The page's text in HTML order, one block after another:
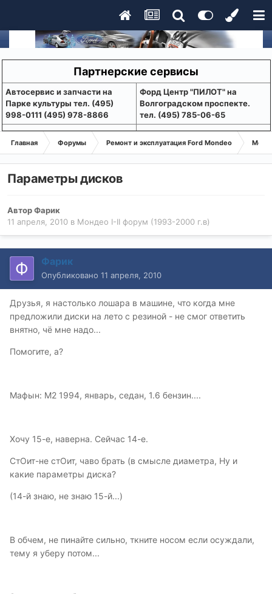
Партнерские сервисы
Aвтосервис и запчасти на
Парке культуры тел. (495)
998-0111 (495) 978-8866
Форд Центр "ПИЛОТ" на
Волгоградском проспекте.
тел. (495) 785-06-65
Главная Форумы Ремонт и эксплуатация Ford Mondeo
Параметры дисков
АвторФарик
11 апреля, 2010 в Мондео I-II форум (1993-2000 г.в)
Фарик
Опубликовано 11 апреля, 2010
Друзья, я настолько лошара в машине, что когда мне
предложили диски на лето с резиной - не смог ответить
внятно, чё мне надо...
Помогите, а?
Мафын: М2 1994, январь, седан, 1.6 бензин....
Хочу 15-е, наверна. Сейчас 14-е.
СтОит-не стОит, чаво брать (в смысле диаметра, Ну и
какие параметры диска?
(14-й знаю, не знаю 15-й...)
В обчем, не пинайте сильно, ткните носом если осуждали,
тему я уберу потом...